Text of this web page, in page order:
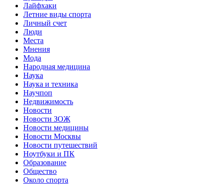
Лайфхаки
Летние виды спорта
Личный счет
Люди
Места
Мнения
Мода
Народная медицина
Наука
Наука и техника
Научпоп
Недвижимость
Новости
Новости ЗОЖ
Новости медицины
Новости Москвы
Новости путешествий
Ноутбуки и ПК
Образование
Общество
Около спорта